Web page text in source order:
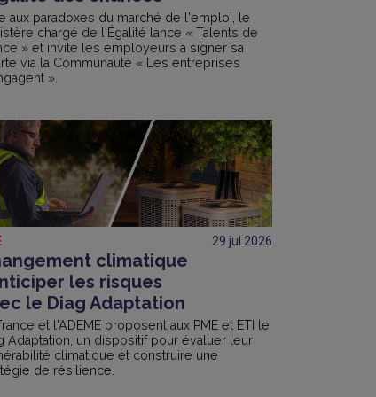
aux paradoxes du marché de l'emploi, le
chargé de l'Égalité lance « Talents de
» et invite les employeurs à signer sa
via la Communauté « Les entreprises
».
29 jul 2026
climatique
les risques
le Diag Adaptation
et l'ADEME proposent aux PME et ETI le
Adaptation, un dispositif pour évaluer leur
climatique et construire une
de résilience.